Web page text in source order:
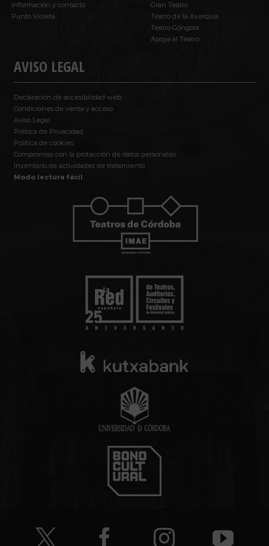
Información y contacto
Punto Violeta
AVISO LEGAL
Declaración de accesibilidad web
Condiciones de venta y acceso
Aviso Legal
Política de Privacidad
Política de cookies
Compromiso con la protección de datos personales
Inventario de actividades de tratamiento
Modo lectura fácil
Gran Teatro
Teatro de la Axerquía
Teatro Góngora
Apoya al Teatro